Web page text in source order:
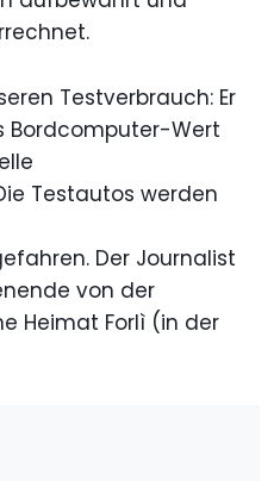
Testverbrauch: Er
Bordcomputer-Wert
Testautos werden
Der Journalist
von der
Heimat Forlì (in der